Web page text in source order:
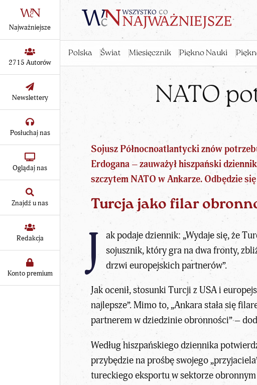
Polska Świat Miesięcznik Piękno Nauki
Najważniejsze
2715 Autorów
Newslettery
Posłuchaj nas
Oglądaj nas
Znajdź u nas
Redakcja
Konto premium
NATO
Sojusz Północnoatlantycki znów
Erdogana – zauważył hiszpański
szczytem NATO w Ankarze. Odbędzie
Turcja jako filar
J
ak podaje dziennik: „Wydaje się, że
sojusznik, który gra na dwa fronty,
drzwi europejskich partnerów”.
Jak ocenił, stosunki Turcji z USA i
najlepsze”. Mimo to, „Ankarastała się
partnerem w dziedzinie obronności” –
Według hiszpańskiego dziennika
przybędzie na prośbę swojego
tureckiego eksportu w sektorze